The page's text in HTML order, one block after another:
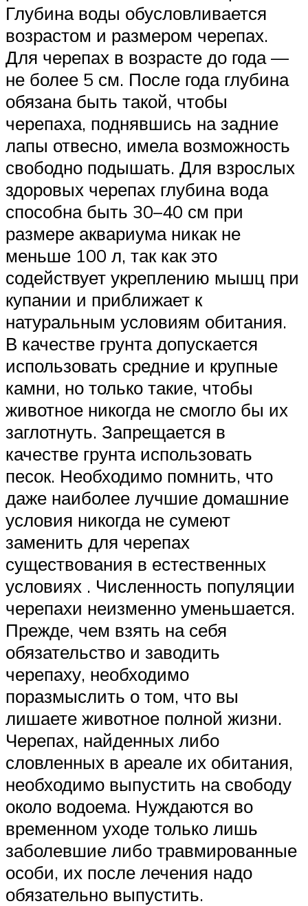
Глубина воды обусловливается
возрастом и размером черепах.
Для черепах в возрасте до года —
не более 5 см. После года глубина
обязана быть такой, чтобы
черепаха, поднявшись на задние
лапы отвесно, имела возможность
свободно подышать. Для взрослых
здоровых черепах глубина вода
способна быть 30–40 см при
размере аквариума никак не
меньше 100 л, так как это
содействует укреплению мышц при
купании и приближает к
натуральным условиям обитания.
В качестве грунта допускается
использовать средние и крупные
камни, но только такие, чтобы
животное никогда не смогло бы их
заглотнуть. Запрещается в
качестве грунта использовать
песок. Необходимо помнить, что
даже наиболее лучшие домашние
условия никогда не сумеют
заменить для черепах
существования в естественных
условиях . Численность популяции
черепахи неизменно уменьшается.
Прежде, чем взять на себя
обязательство и заводить
черепаху, необходимо
поразмыслить о том, что вы
лишаете животное полной жизни.
Черепах, найденных либо
словленных в ареале их обитания,
необходимо выпустить на свободу
около водоема. Нуждаются во
временном уходе только лишь
заболевшие либо травмированные
особи, их после лечения надо
обязательно выпустить.